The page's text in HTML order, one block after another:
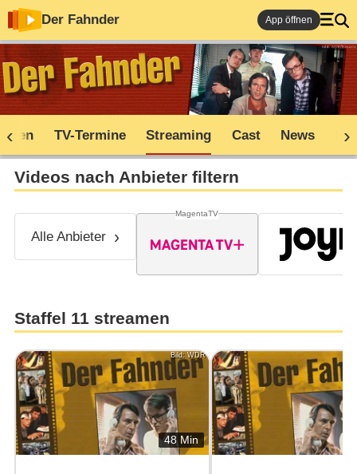
Der Fahnder App öffnen
TV-Termine Streaming Cast News
Videos nach Anbieter filtern
Alle Anbieter
MagentaTV
Staffel 11 streamen
Bild: WDR
48 Min